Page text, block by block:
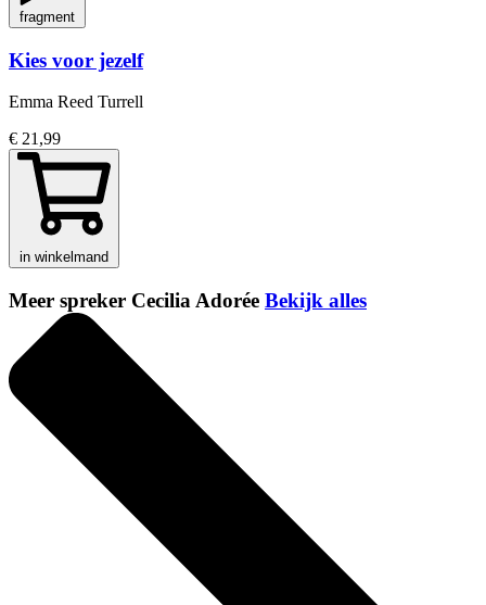
fragment
Kies voor jezelf
Emma Reed Turrell
€ 21,99
in winkelmand
Meer spreker Cecilia Adorée Bekijk alles